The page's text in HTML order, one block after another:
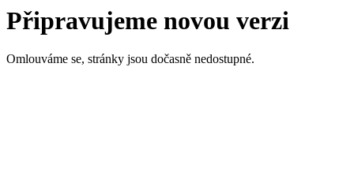
Připravujeme novou verzi
Omlouváme se, stránky jsou dočasně nedostupné.